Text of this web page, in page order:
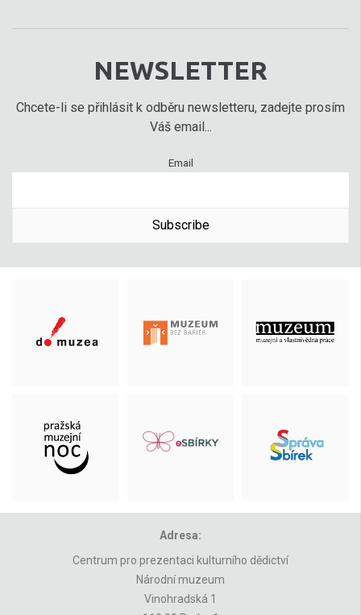
NEWSLETTER
Chcete-li se přihlásit k odběru newsletteru, zadejte prosím
Váš email...
Email
Subscribe
Adresa:
Centrum pro prezentaci kulturního dědictví
Národní muzeum
Vinohradská 1